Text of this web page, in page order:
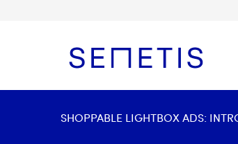
SHOPPABLE LIGHTBOX ADS: